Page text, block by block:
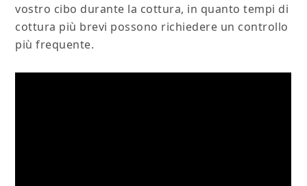
vostro cibo durante la cottura, in quanto tempi di
cottura più brevi possono richiedere un controllo
più frequente.